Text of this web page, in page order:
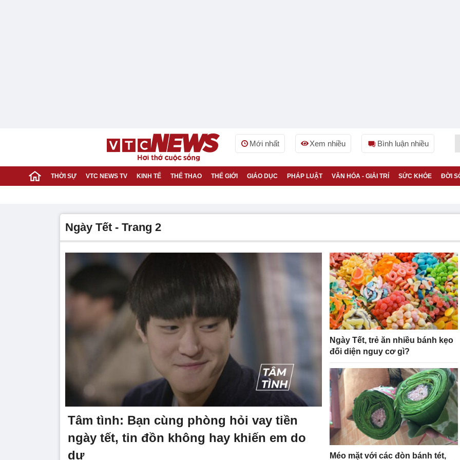
Mới nhất Xem nhiều Bình luận nhiều
THỜI SỰ VTC NEWS TV KINH TẾ THỂ THAO THẾ GIỚI GIÁO DỤC PHÁP LUẬT VĂN HÓA - GIẢI TRÍ SỨC KHỎE ĐỜI
ngày Tết - Trang 2
Tâm tình: Bạn cùng phòng hỏi vay tiền
ngày tết, tin đồn không hay khiến em do
dự
Ngày Tết, trẻ ăn nhiều bánh kẹo
đối diện nguy cơ gì?
Méo mặt với các đòn bánh tét,